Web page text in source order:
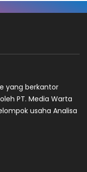
yang berkantor
PT. Media Warta
usaha Analisa